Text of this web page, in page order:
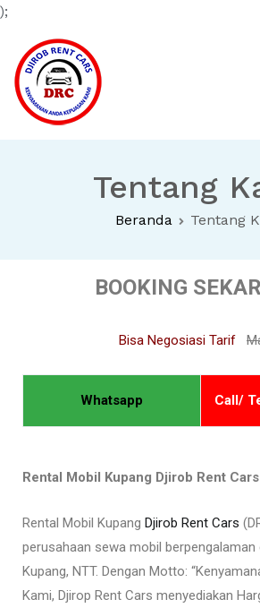
);
Tentang
Beranda Tentang
BOOKING
Bisa Negosiasi Tarif
Whatsapp Call/
Rental Mobil Kupang Djirob Rent Cars
Rental Mobil Kupang Djirob Rent Cars
perusahaan sewa mobil
Kupang, NTT. Dengan Motto:
Kami, Djirop Rent Cars menyediakan